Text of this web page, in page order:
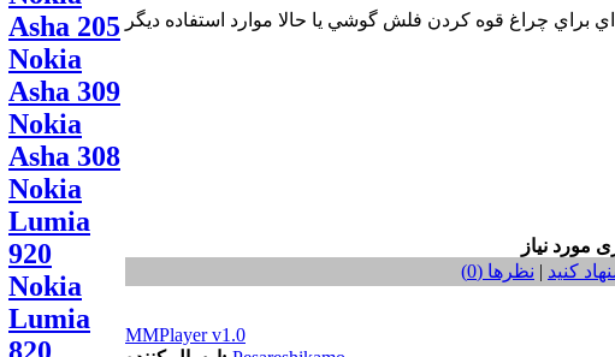
Asha 205
Nokia
Asha 309
Nokia
Asha 308
Nokia
Lumia
920
Nokia
Lumia
کنید | نظر‌ها (0)
MMPlayer v1.0